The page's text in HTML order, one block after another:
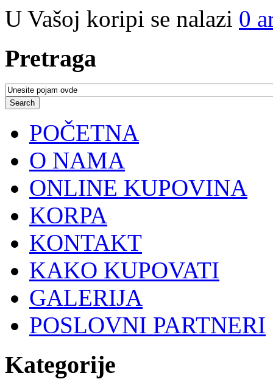
U Vašoj koripi se nalazi 0
Pretraga
POČETNA
O NAMA
ONLINE KUPOVINA
KORPA
KONTAKT
KAKO KUPOVATI
GALERIJA
POSLOVNI PARTNERI
Kategorije